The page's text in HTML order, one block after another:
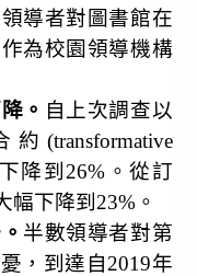
導者對圖書館在
為校園領導機構
。 自上次調查以
約 (transformative
降到 26% 。從訂
幅下降到 23% 。
半數領導者對第
，到達自2019年